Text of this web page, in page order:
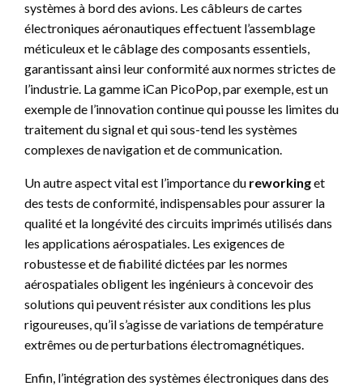
systèmes à bord des avions. Les câbleurs de cartes
électroniques aéronautiques effectuent l’assemblage
méticuleux et le câblage des composants essentiels,
garantissant ainsi leur conformité aux normes strictes de
l’industrie. La gamme iCan PicoPop, par exemple, est un
exemple de l’innovation continue qui pousse les limites du
traitement du signal et qui sous-tend les systèmes
complexes de navigation et de communication.
Un autre aspect vital est l’importance du reworkinget
des tests de conformité, indispensables pour assurer la
qualité et la longévité des circuits imprimés utilisés dans
les applications aérospatiales. Les exigences de
robustesse et de fiabilité dictées par les normes
aérospatiales obligent les ingénieurs à concevoir des
solutions qui peuvent résister aux conditions les plus
rigoureuses, qu’il s’agisse de variations de température
extrêmes ou de perturbations électromagnétiques.
Enfin, l’intégration des systèmes électroniques dans des